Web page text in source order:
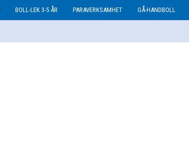
BOLL-LEK 3-5 ÅR PARAVERKSAMHET GÅ-HANDBOLL